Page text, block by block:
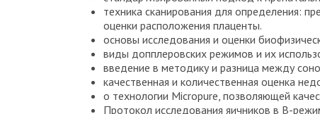
техника сканирования для определения:
оценки расположения плаценты.
основы исследования и оценки
виды допплеровских режимов и их
введение в методику и разница между
качественная и количественная оценка
о технологии Micropure, позволяющей
Протокол исследования яичников в В-